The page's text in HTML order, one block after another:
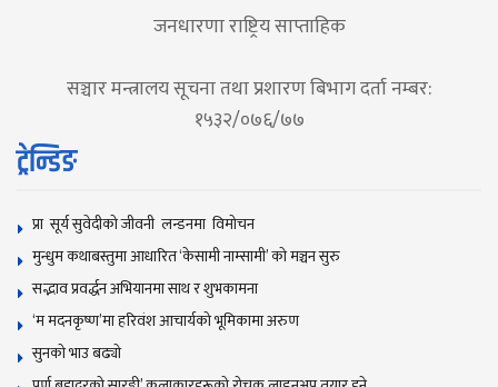
जनधारणा राष्ट्रिय साप्ताहिक
सञ्चार मन्त्रालय सूचना तथा प्रशारण बिभाग दर्ता नम्बर:
१५३२/०७६/७७
ट्रेन्डिङ
प्रा सूर्य सुवेदीको जीवनी लन्डनमा विमोचन
मुन्धुम कथाबस्तुमा आधारित ‘केसामी नाम्सामी’ काे मञ्चन सुरु
सद्भाव प्रवर्द्धन अभियानमा साथ र शुभकामना
‘म मदनकृष्ण’मा हरिवंश आचार्यको भूमिकामा अरुण
सुनकाे भाउ बढ्याे